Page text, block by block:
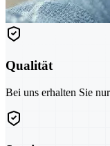
Qualität
Bei uns erhalten Sie